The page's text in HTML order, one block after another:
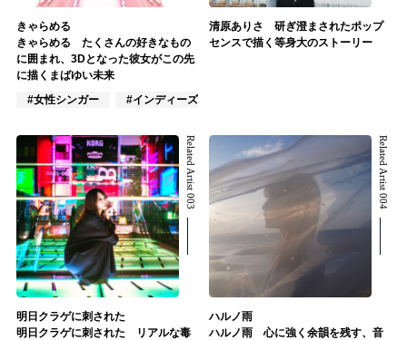
きゃらめる
きゃらめる たくさんの好きなもの
に囲まれ、3Dとなった彼女がこの先
に描くまばゆい未来
#女性シンガー
#インディーズ
清原ありさ 研ぎ澄まされたポップ
センスで描く等身大のストーリー
Related Artist 003
明日クラゲに刺された
明日クラゲに刺された リアルな毒
Related Artist 004
ハルノ雨
ハルノ雨 心に強く余韻を残す、音